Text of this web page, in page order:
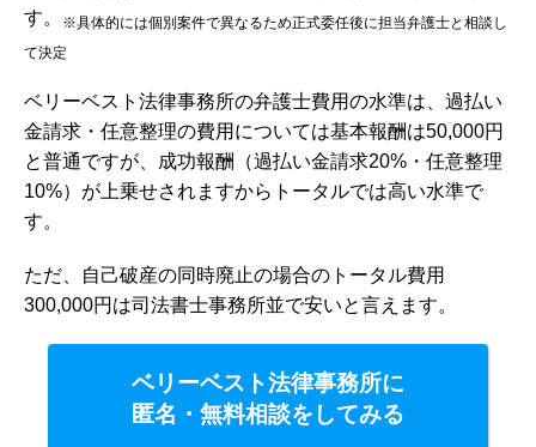
す。
※具体的には個別案件で異なるため正式委任後に担当弁護士と相談し
て決定
ベリーベスト法律事務所の弁護士費用の水準は、 過払い
金請求・任意整理の費用については基本報酬は50,000円
と普通ですが、成功報酬（過払い金請求20%・任意整理
10%）が上乗せされますからトータルでは高い水準で
す。
ただ、自己破産の同時廃止の場合のトータル費用
300,000円は司法書士事務所並で安いと言えます。
ベリーベスト法律事務所に
匿名・無料相談をしてみる